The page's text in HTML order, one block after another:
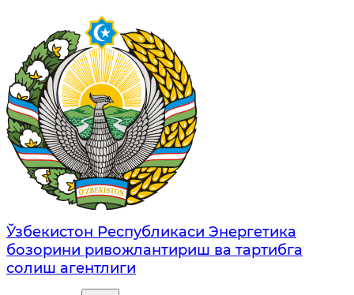
Ўзбекистон Республикаси Энергетика
бозорини ривожлантириш ва тартибга
солиш агентлиги